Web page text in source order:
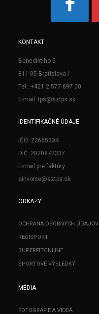
KONTAKT
Benediktiho 5
811 05 Bratislava I
Tel.: +421 2 577 897 00
E-mail: tps@sztps.sk
IDENTIFIKAČNÉ ÚDAJE
IČO: 22665234
DIČ: 2020872337
E-mail pre faktúry:
einvoice@sztps.sk
ODKAZY
OCHRANA OSOBNÝCH ÚDAJOV
REGISPORT
SUPERFITONLINE
ŠPORTOVÉ VÝSLEDKY
MÉDIA
FOTOGRAFIE A VIDEÁ